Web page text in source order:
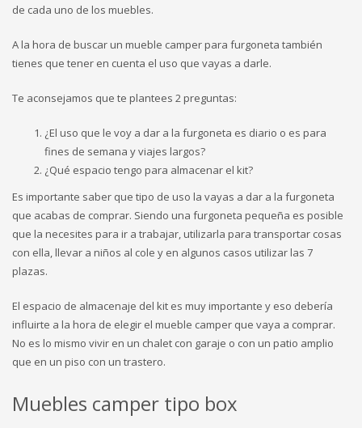
de cada uno de los muebles.
A la hora de buscar un mueble camper para furgoneta también
tienes que tener en cuenta el uso que vayas a darle.
Te aconsejamos que te plantees 2 preguntas:
¿El uso que le voy a dar a la furgoneta es diario o es para
fines de semana y viajes largos?
¿Qué espacio tengo para almacenar el kit?
Es importante saber que tipo de uso la vayas a dar a la furgoneta
que acabas de comprar. Siendo una furgoneta pequeña es posible
que la necesites para ir a trabajar, utilizarla para transportar cosas
con ella, llevar a niños al cole y en algunos casos utilizar las 7
plazas.
El espacio de almacenaje del kit es muy importante y eso debería
influirte a la hora de elegir el mueble camper que vaya a comprar.
No es lo mismo vivir en un chalet con garaje o con un patio amplio
que en un piso con un trastero.
Muebles camper tipo box